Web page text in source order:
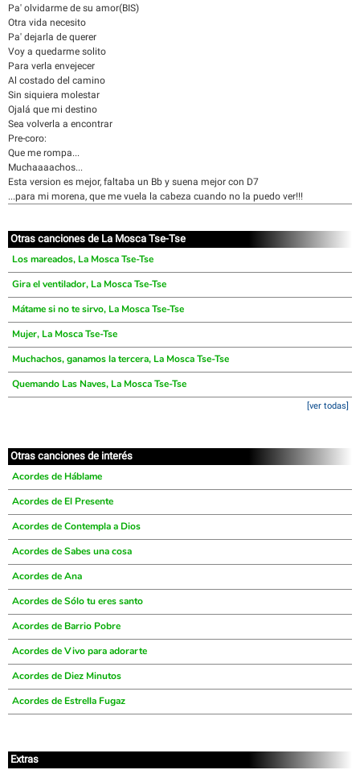
Pa' olvidarme de su amor(BIS)
Otra vida necesito
Pa' dejarla de querer
Voy a quedarme solito
Para verla envejecer
Al costado del camino
Sin siquiera molestar
Ojalá que mi destino
Sea volverla a encontrar
Pre-coro:
Que me rompa...
Muchaaaachos...
Esta version es mejor, faltaba un Bb y suena mejor con D7
...para mi morena, que me vuela la cabeza cuando no la puedo ver!!!
Otras canciones de La Mosca Tse-Tse
Los mareados, La Mosca Tse-Tse
Gira el ventilador, La Mosca Tse-Tse
Mátame si no te sirvo, La Mosca Tse-Tse
Mujer, La Mosca Tse-Tse
Muchachos, ganamos la tercera, La Mosca Tse-Tse
Quemando Las Naves, La Mosca Tse-Tse
[ver todas]
Otras canciones de interés
Acordes de Háblame
Acordes de El Presente
Acordes de Contempla a Dios
Acordes de Sabes una cosa
Acordes de Ana
Acordes de Sólo tu eres santo
Acordes de Barrio Pobre
Acordes de Vivo para adorarte
Acordes de Diez Minutos
Acordes de Estrella Fugaz
Extras